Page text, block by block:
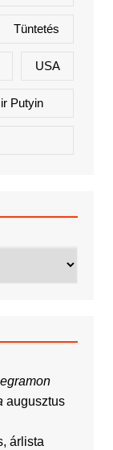
Tüntetés
USA
Putyin
augusztus
árlista